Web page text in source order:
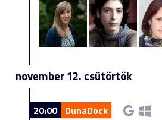
november 12. csütörtök
20:00 DunaDock